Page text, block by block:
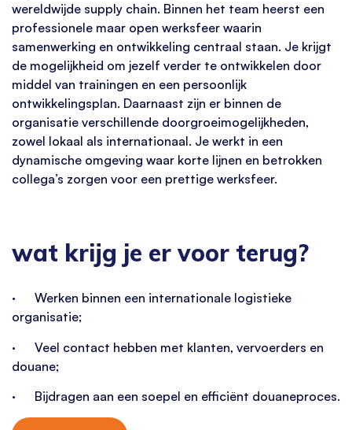
wereldwijde supply chain. Binnen het team heerst een
professionele maar open werksfeer waarin
samenwerking en ontwikkeling centraal staan. Je krijgt
de mogelijkheid om jezelf verder te ontwikkelen door
middel van trainingen en een persoonlijk
ontwikkelingsplan. Daarnaast zijn er binnen de
organisatie verschillende doorgroeimogelijkheden,
zowel lokaal als internationaal. Je werkt in een
dynamische omgeving waar korte lijnen en betrokken
collega’s zorgen voor een prettige werksfeer.
wat krijg je er voor terug?
· Werken binnen een internationale logistieke
organisatie;
· Veel contact hebben met klanten, vervoerders en
douane;
· Bijdragen aan een soepel en efficiënt douaneproces.